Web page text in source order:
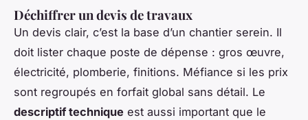
Déchiffrer un devis de travaux
Un devis clair, c’est la base d’un chantier serein. Il
doit lister chaque poste de dépense : gros œuvre,
électricité, plomberie, finitions. Méfiance si les prix
sont regroupés en forfait global sans détail. Le
descriptif technique est aussi important que le